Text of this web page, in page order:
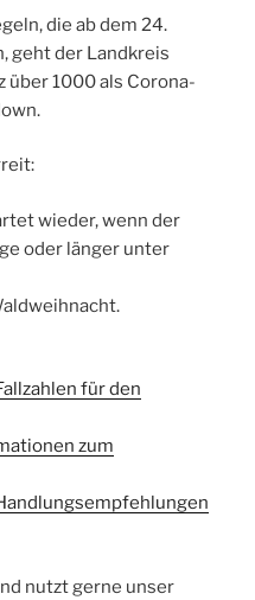
die ab dem 24.
geht der Landkreis
über 1000 als Corona-
wieder, wenn der
oder länger unter
für den
zum
nutzt gerne unser